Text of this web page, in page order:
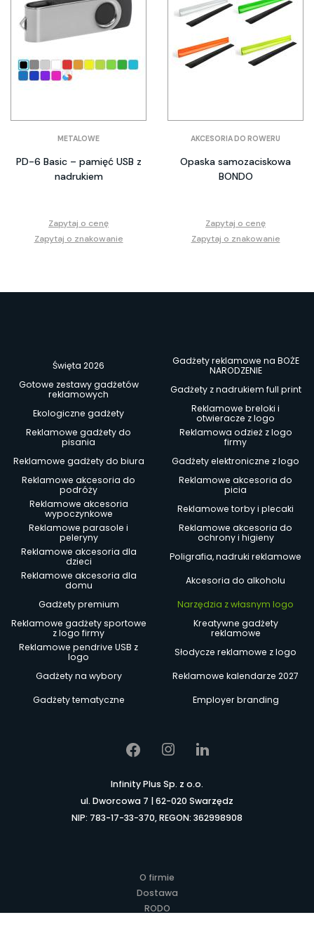
METALOWE
PD-6 Basic – pamięć USB z
nadrukiem
Zapytaj o cenę
Zapytaj o znakowanie
AKCESORIA DO ROWERU
Opaska samozaciskowa
BONDO
Zapytaj o cenę
Zapytaj o znakowanie
Święta 2026
Gadżety reklamowe na BOŻE
NARODZENIE
Gotowe zestawy gadżetów
reklamowych
Gadżety z nadrukiem full print
Ekologiczne gadżety
Reklamowe breloki i
otwieracze z logo
Reklamowe gadżety do
pisania
Reklamowa odzież z logo
firmy
Reklamowe gadżety do biura
Gadżety elektroniczne z logo
Reklamowe akcesoria do
podróży
Reklamowe akcesoria do
picia
Reklamowe akcesoria
wypoczynkowe
Reklamowe torby i plecaki
Reklamowe parasole i
peleryny
Reklamowe akcesoria do
ochrony i higieny
Reklamowe akcesoria dla
dzieci
Poligrafia, nadruki reklamowe
Reklamowe akcesoria dla
domu
Akcesoria do alkoholu
Gadżety premium
Narzędzia z własnym logo
Reklamowe gadżety sportowe
z logo firmy
Kreatywne gadżety
reklamowe
Reklamowe pendrive USB z
logo
Słodycze reklamowe z logo
Gadżety na wybory
Reklamowe kalendarze 2027
Gadżety tematyczne
Employer branding
Infinity Plus Sp. z o.o.
ul. Dworcowa 7 | 62-020 Swarzędz
NIP: 783-17-33-370, REGON: 362998908
O firmie
Dostawa
RODO